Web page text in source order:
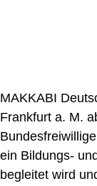
MAKKABI
Frankfurt a. M.
ein Bildungs-
begleitet wird